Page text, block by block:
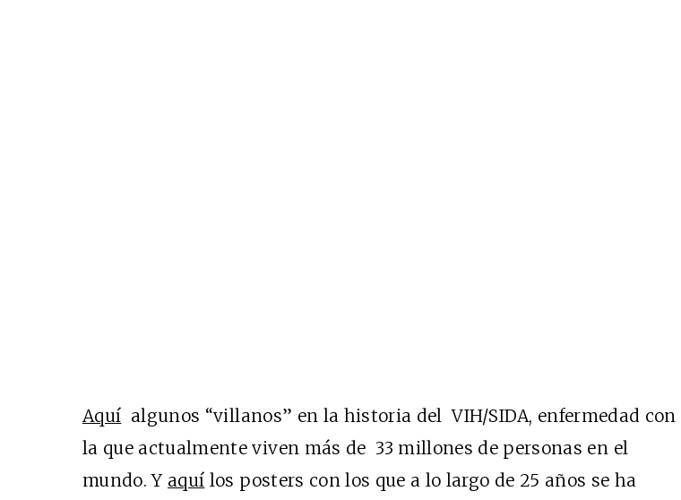
Aquí algunos “villanos” en la historia del VIH/SIDA, enfermedad con
la que actualmente viven más de 33 millones de personas en el
mundo. Y aquí los posters con los que a lo largo de 25 años se ha